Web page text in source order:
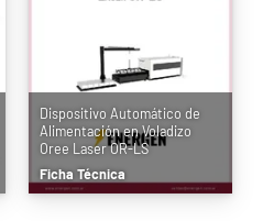
Dispositivo Automático de
Alimentación en Voladizo
Oree Laser OR-LS
Ficha Técnica